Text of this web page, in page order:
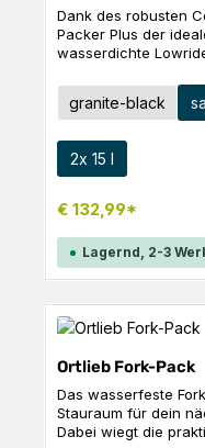
Dank des robusten
Packer Plus der
wasserdichte
Kinderräder. Mit Hilfe
Aufhängesystems
Produktdetails: Schultertragegurt mit Karabinerhaken
Abstellfüße am
Reflektoren Technische Daten Volumen: 2 x 15
LGewicht: 2 x 840 gB
cmMaterial: PS36C
Farbe
granite-black
Größe
2x 15 l
€ 132,99*
Lagernd, 2-3
Ortlieb Fork-Pack
Das wasserfeste
Stauraum für dein
Dabei wiegt die